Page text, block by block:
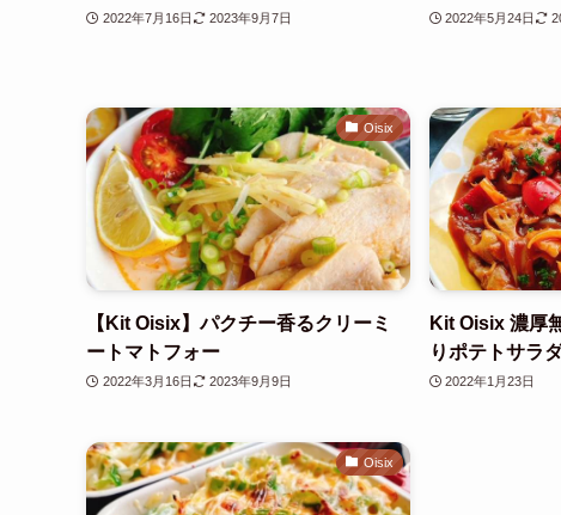
2022年7月16日 2023年9月7日 2022年5月24日
Oisix
【Kit Oisix】パクチー香るクリーミ
ートマトフォー
2022年3月16日 2023年9月9日
Kit Oisix 濃厚
りポテトサラ
2022年1月23日
Oisix